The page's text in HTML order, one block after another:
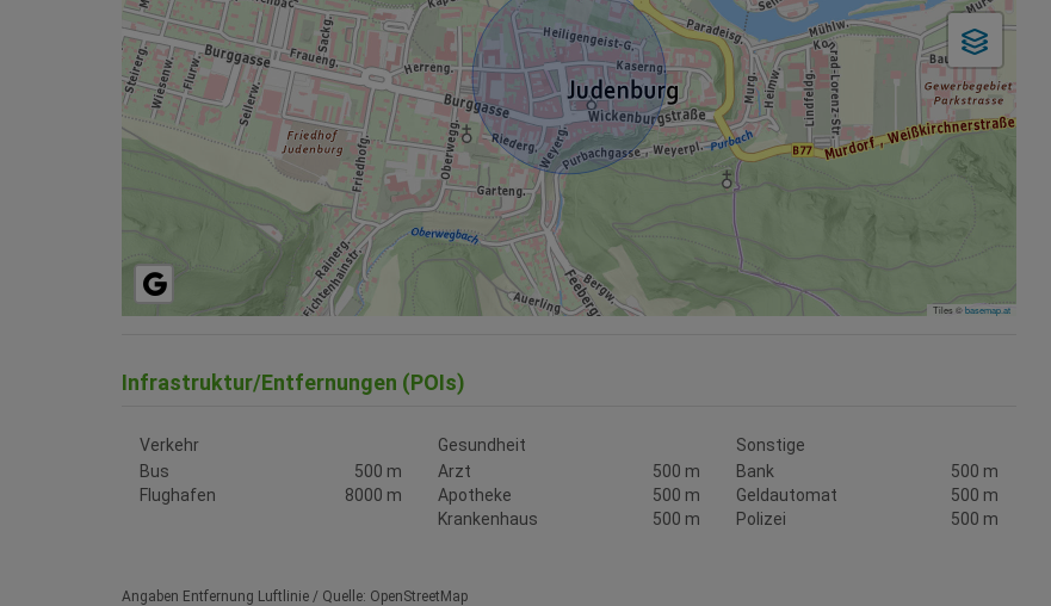
Tiles ©basemap.at
Infrastruktur/Entfernungen (POIs)
Verkehr
Bus
500 m
Flughafen
8000 m
Gesundheit
Arzt
500 m
Apotheke
500 m
Krankenhaus
500 m
Sonstige
Bank
500 m
Geldautomat
500 m
Polizei
500 m
Angaben Entfernung Luftlinie / Quelle: OpenStreetMap